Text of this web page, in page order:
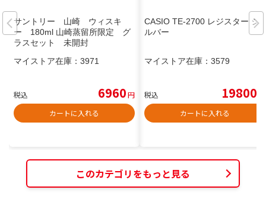
サントリー 山崎 ウィスキ
ー 180ml 山崎蒸留所限定 グ
ラスセット 未開封
マイストア在庫： 3971
税込 6960円
カートに入れる
CASIO TE-2700 レジスター シ
ルバー
マイストア在庫： 3579
税込 19800
カートに入れる
このカテゴリをもっと見る